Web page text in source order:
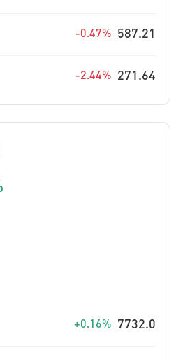
-0.47% 587.21
-2.44% 271.64
+0.16% 7732.0